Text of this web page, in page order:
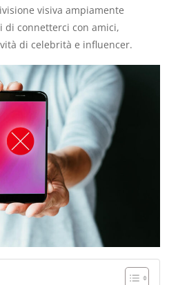
visiva ampiamente
di connetterci con amici,
di celebrità e influencer.